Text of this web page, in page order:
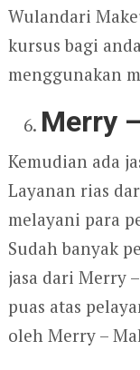
Wulandari
kursus bagi
menggunakan
Merry
Kemudian ada
Layanan rias
melayani para
Sudah banyak
jasa dari Merry
puas atas
oleh Merry –